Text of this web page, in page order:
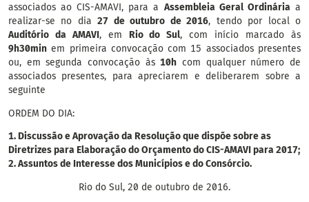
associados ao CIS-AMAVI, para a Assembleia Geral Ordinária a
realizar-se no dia27 de outubro de 2016, tendo por local o
Auditório da AMAVI, em Rio do Sul, com início marcado às
9h30minem primeira convocação com 15 associados presentes
ou, em segunda convocação às10h com qualquer número de
associados presentes, para apreciarem e deliberarem sobre a
seguinte
ORDEM DO DIA:
1. Discussão e Aprovação da Resolução que dispõe sobre as
Diretrizes para Elaboração do Orçamento do CIS-AMAVI para 2017;
2. Assuntos de Interesse dos Municípios e do Consórcio.
Rio do Sul, 20 de outubro de 2016.